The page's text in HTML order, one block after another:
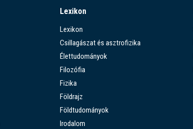
Lexikon
Lexikon
Csillagászat és asztrofizika
Élettudományok
Filozófia
Fizika
Földrajz
Földtudományok
Irodalom